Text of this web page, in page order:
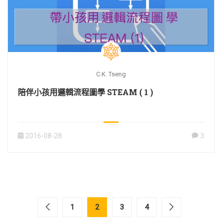
C.K. Tseng
陪伴小孩用邏輯流程圖學 STEAM ( 1 )
2016-08-28 3
1 2 3 4